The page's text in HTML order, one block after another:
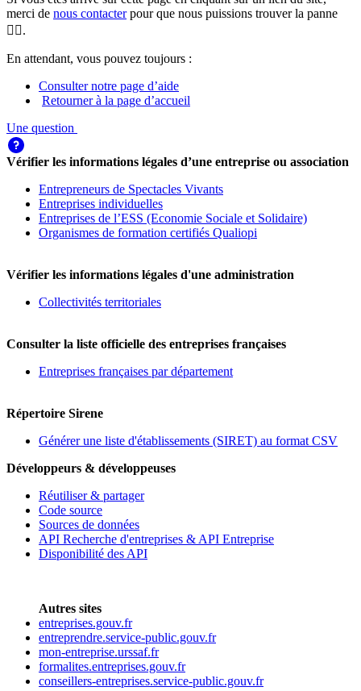
merci de nous contacterpour que nous puissions trouver la panne
🕵️‍♀️.
En attendant, vous pouvez toujours :
Consulter notre page d’aide
Retourner à la page d’accueil
Une question
Vérifier les informations légales d’une entreprise ou association
Entrepreneurs de Spectacles Vivants
Entreprises individuelles
Entreprises de l’ESS (Economie Sociale et Solidaire)
Organismes de formation certifiés Qualiopi
Vérifier les informations légales d'une administration
Collectivités territoriales
Consulter la liste officielle des entreprises françaises
Entreprises françaises par département
Répertoire Sirene
Générer une liste d'établissements (SIRET) au format CSV
Développeurs & développeuses
Réutiliser & partager
Code source
Sources de données
API Recherche d'entreprises & API Entreprise
Disponibilité des API
Autres sites
entreprises.gouv.fr
entreprendre.service-public.gouv.fr
mon-entreprise.urssaf.fr
formalites.entreprises.gouv.fr
conseillers-entreprises.service-public.gouv.fr